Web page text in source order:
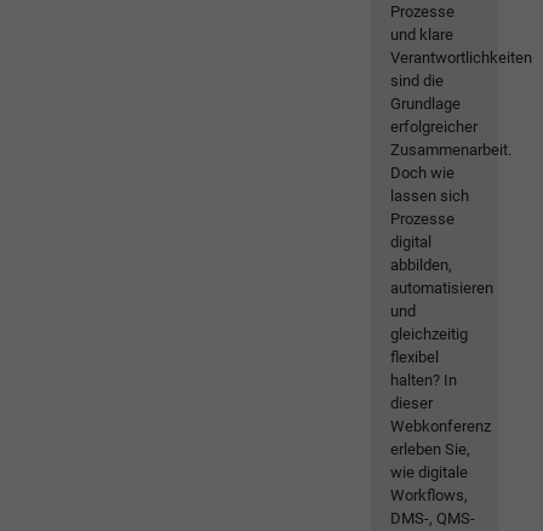
Prozesse
und klare
Verantwortlichkeiten
sind die
Grundlage
erfolgreicher
Zusammenarbeit.
Doch wie
lassen sich
Prozesse
digital
abbilden,
automatisieren
und
gleichzeitig
flexibel
halten? In
dieser
Webkonferenz
erleben Sie,
wie digitale
Workflows,
DMS-, QMS-